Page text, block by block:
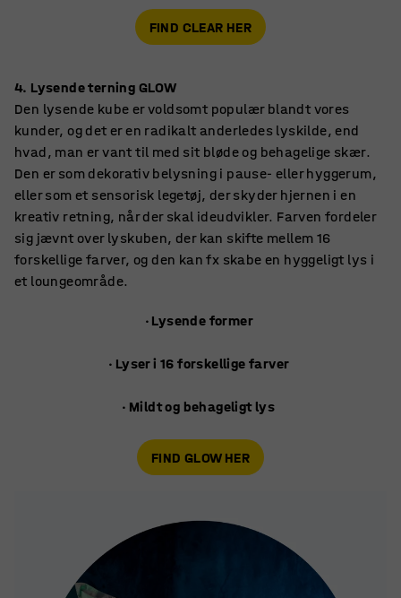
FIND CLEAR HER
4. Lysende terning GLOW
Den lysende kube er voldsomt populær blandt vores
kunder, og det er en radikalt anderledes lyskilde, end
hvad, man er vant til med sit bløde og behagelige skær.
Den er som dekorativ belysning i pause- eller hyggerum,
eller som et sensorisk legetøj, der skyder hjernen i en
kreativ retning, når der skal ideudvikler. Farven fordeler
sig jævnt over lyskuben, der kan skifte mellem 16
forskellige farver, og den kan fx skabe en hyggeligt lys i
et loungeområde.
· Lysende former
· Lyser i 16 forskellige farver
· Mildt og behageligt lys
FIND GLOW HER